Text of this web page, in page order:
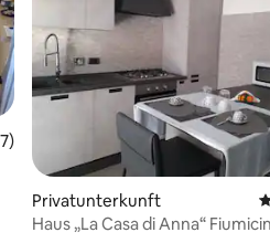
Bewertung: 4,96 von 5,
Privatunterkunft
Haus „La Casa di Anna“